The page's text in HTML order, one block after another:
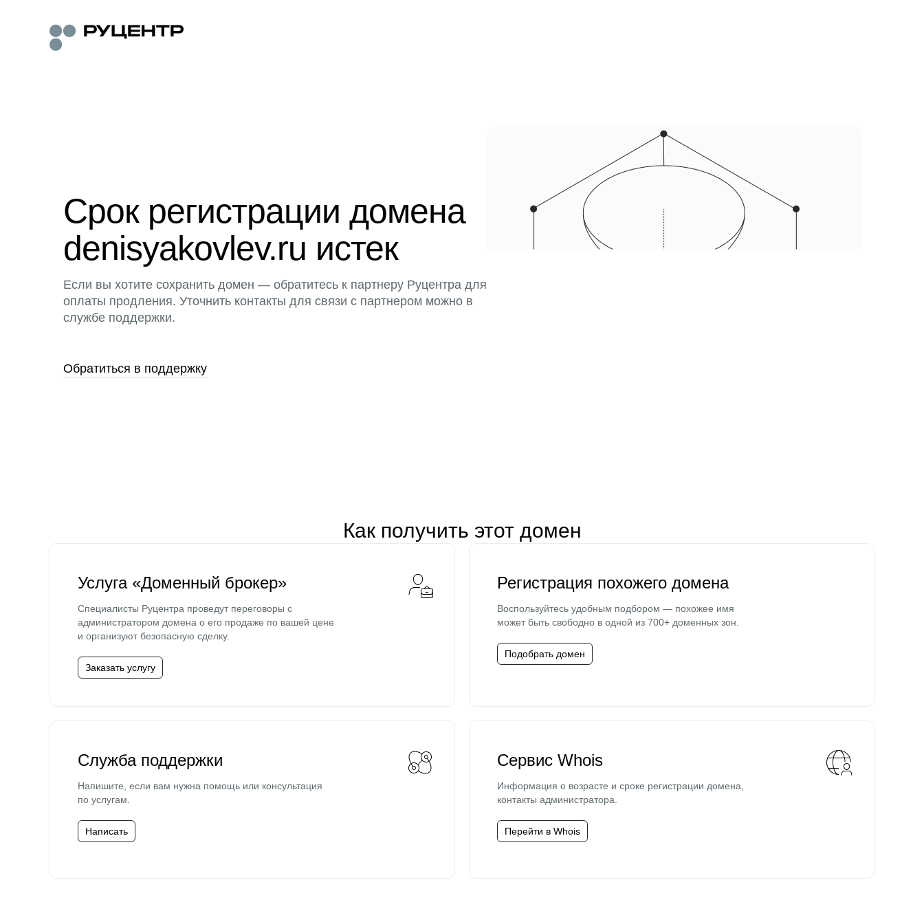
Срок регистрации домена
denisyakovlev.ru истек
Если вы хотите сохранить домен — обратитесь к партнеру Руцентра для
оплаты продления. Уточнить контакты для связи с партнером можно в
службе поддержки.
Обратиться в поддержку
Как получить этот домен
Услуга «Доменный брокер»
Специалисты Руцентра проведут переговоры с
администратором домена о его продаже по вашей цене
и организуют безопасную сделку.
Заказать услугу
Регистрация похожего домена
Воспользуйтесь удобным подбором — похожее имя
может быть свободно в одной из 700+ доменных зон.
Подобрать домен
Служба поддержки
Напишите, если вам нужна помощь или консультация
по услугам.
Написать
Сервис Whois
Информация о возрасте и сроке регистрации домена,
контакты администратора.
Перейти в Whois